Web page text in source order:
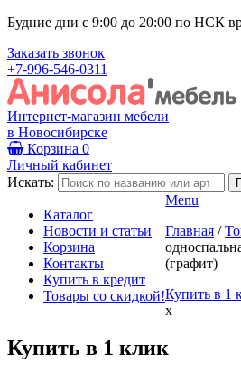
Будние дни с 9:00 до 20:00 по НСК
Заказать звонок
+7-996-546-0311
Интернет-магазин мебели
в Новосибирске
Корзина 0
Личный кабинет
Искать:
Каталог
Новости и статьи
Корзина
Контакты
Купить в кредит
Товары со скидкой!
Menu
Главная /
(графит)
Купить в 1
x
Купить в 1 клик